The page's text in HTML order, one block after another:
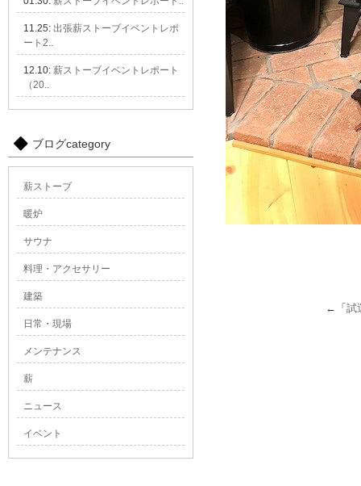
←「 試
11.25: 出張薪ストーブイベントレポ
ート2..
12.10: 薪ストーブイベントレポート
（20..
ブログcategory
薪ストーブ
暖炉
サウナ
料理・アクセサリー
建築
日常・現場
メンテナンス
薪
ニュース
イベント